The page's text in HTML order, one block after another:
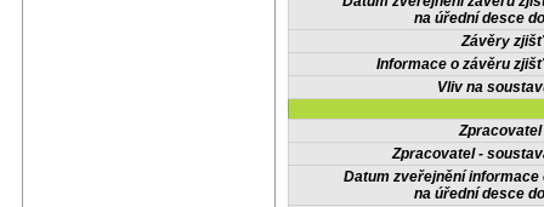
na úřední desce
Závěry
Informace o závěru
Vliv na
Zpracovatel -
Datum zveřejnění informace
na úřední desce